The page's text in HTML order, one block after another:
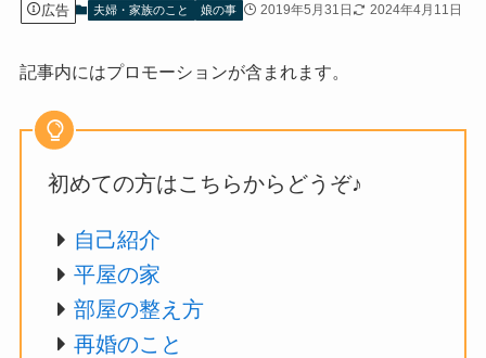
広告 夫婦・家族のこと 娘の事 2019年5月31日 2024年4月11日
記事内にはプロモーションが含まれます。
初めての方はこちらからどうぞ♪
自己紹介
平屋の家
部屋の整え方
再婚のこと